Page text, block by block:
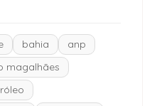
bahia
anp
magalhães